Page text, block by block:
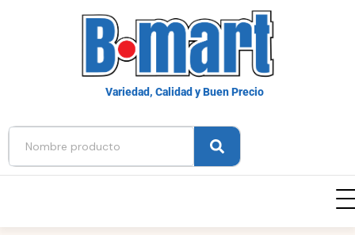
Variedad, Calidad y Buen Precio